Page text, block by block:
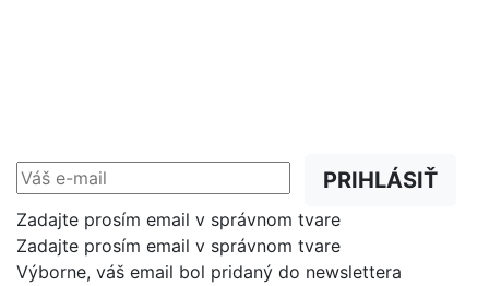
PRIHLÁSIŤ
Zadajte prosím email v správnom tvare
Zadajte prosím email v správnom tvare
Výborne, váš email bol pridaný do newslettera